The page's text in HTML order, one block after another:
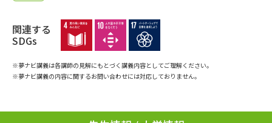
ユーザーサポート
関連する
SDGs
※夢ナビ講義は各講師の見解にもとづく講義内容としてご理解ください。
※夢ナビ講義の内容に関するお問い合わせには対応しておりません。